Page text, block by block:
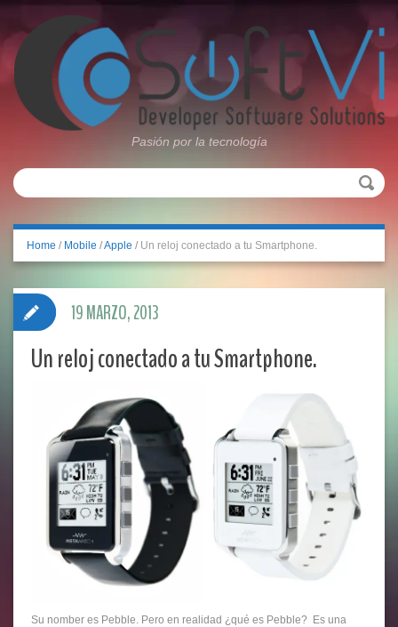
Pasión por la tecnología
Home / Mobile /Apple / Un reloj conectado a tu Smartphone.
Un reloj conectado a tu Smartphone.
Su nomber es Pebble. Pero en realidad ¿qué es Pebble? Es una
19 MARZO, 2013